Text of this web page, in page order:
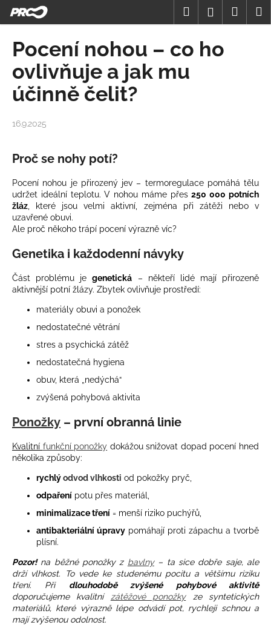
obsah
HledatPřihlášení
Pocení nohou – co ho
ovlivňuje a jak mu
účinně čelit?
16.9.2025
Proč se nohy potí?
Pocení nohou je přirozený jev – termoregulace pomáhá tělu
udržet ideální teplotu. V nohou máme přes250 000 potních
žláz , které jsou velmi aktivní, zejména při zátěži nebo v
uzavřené obuvi.
Ale proč někoho trápí pocení výrazně víc?
Genetika i každodenní návyky
Část problému jegenetická – někteří lidé mají přirozeně
aktivnější potní žlázy. Zbytek ovlivňuje prostředí:
materiály obuvi a ponožek
nedostatečné větrání
stres a psychická zátěž
nedostatečná hygiena
obuv, která „nedýchá“
zvýšená pohybová aktivita
Ponožky – první obranná linie
Kvalitní funkční ponožky dokážou snižovat dopad pocení hned
několika způsoby:
rychlýodvod vlhkosti od pokožky pryč,
odpaření potu přes materiál,
minimalizace tření = menší riziko puchýřů,
antibakteriální úpravy pomáhají proti zápachu a tvorbě
plísní.
Pozor!na běžné ponožky z bavlny– ta sice dobře saje, ale
drží vlhkost. To vede ke studenému pocitu a většímu riziku
tření. Při dlouhodobě zvýšené pohybové aktivitě
doporučujeme kvalitní zátěžové ponožkyze syntetických
materiálů, které výrazně lépe odvádí pot, rychleji schnou a
mají zvýšenou odolnost.
o
C
o
p
t
e
b
u
j
e
e
n
a
D
u
j
e
m
e